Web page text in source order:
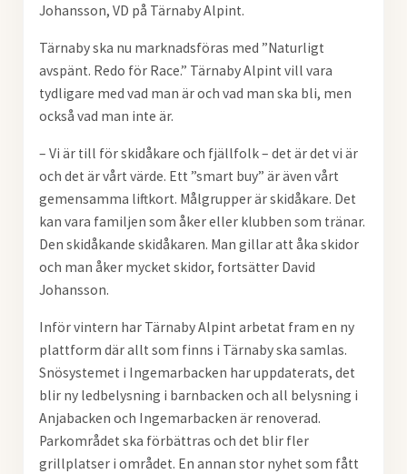
Johansson, VD på Tärnaby Alpint.
Tärnaby ska nu marknadsföras med ”Naturligt
avspänt. Redo för Race.” Tärnaby Alpint vill vara
tydligare med vad man är och vad man ska bli, men
också vad man inte är.
– Vi är till för skidåkare och fjällfolk – det är det vi är
och det är vårt värde. Ett ”smart buy” är även vårt
gemensamma liftkort. Målgrupper är skidåkare. Det
kan vara familjen som åker eller klubben som tränar.
Den skidåkande skidåkaren. Man gillar att åka skidor
och man åker mycket skidor, fortsätter David
Johansson.
Inför vintern har Tärnaby Alpint arbetat fram en ny
plattform där allt som finns i Tärnaby ska samlas.
Snösystemet i Ingemarbacken har uppdaterats, det
blir ny ledbelysning i barnbacken och all belysning i
Anjabacken och Ingemarbacken är renoverad.
Parkområdet ska förbättras och det blir fler
grillplatser i området. En annan stor nyhet som fått